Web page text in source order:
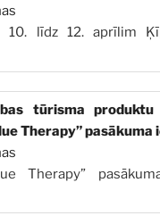
10. līdz 12. aprīlim
tūrisma produktu
Therapy” pasākuma
Therapy”